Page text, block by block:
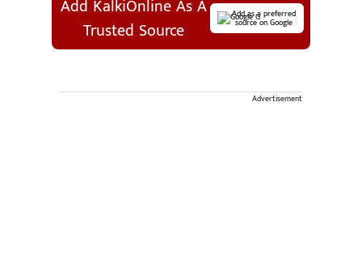
Add KalkiOnline As A
Trusted Source
Add as a preferred
source on Google
Advertisement